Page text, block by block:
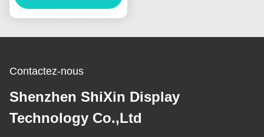
Nationstar 1920Hz
LED
Contactez-nous
Shenzhen ShiXin Display
Technology Co.,Ltd